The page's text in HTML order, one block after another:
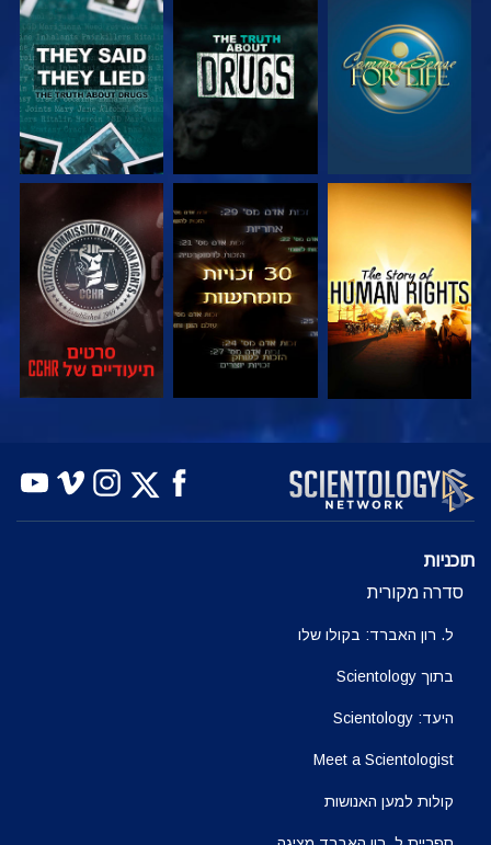
צפה צפה צפה
צפה צפה צפה
צפה בדוק את הסדרה
תוכניות
סדרה מקורית
ל. רון האברד: בקולו שלו
בתוך Scientology
היעד: Scientology
Meet a Scientologist
קולות למען האנושות